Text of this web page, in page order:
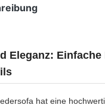
Eleganz:
hat eine